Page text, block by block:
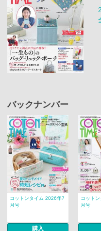
バックナンバー
コットンタイム 2026年7
月号
購入
コット
月号